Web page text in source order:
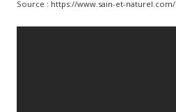
Source : https://www.sain-et-naturel.com/